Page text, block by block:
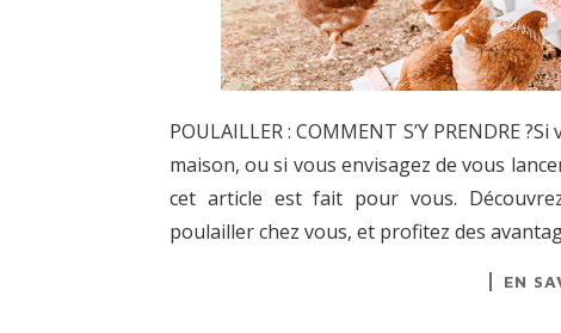
POULAILLER : COMMENT S’Y PRENDRE
maison, ou si vous envisagez de vous
cet article est fait pour vous.
poulailler chez vous, et profitez des
EN